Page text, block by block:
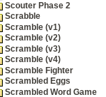
Scouter Phase 2
Scrabble
Scramble (v1)
Scramble (v2)
Scramble (v3)
Scramble (v4)
Scramble Fighter
Scrambled Eggs
Scrambled Word Game